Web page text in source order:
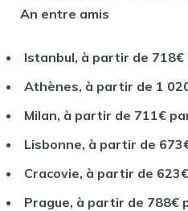
An entre amis
Istanbul, à partir de
Athènes, à partir de 1
Milan, à partir de 711€
Lisbonne, à partir de
Cracovie, à partir de
Prague, à partir de 788€